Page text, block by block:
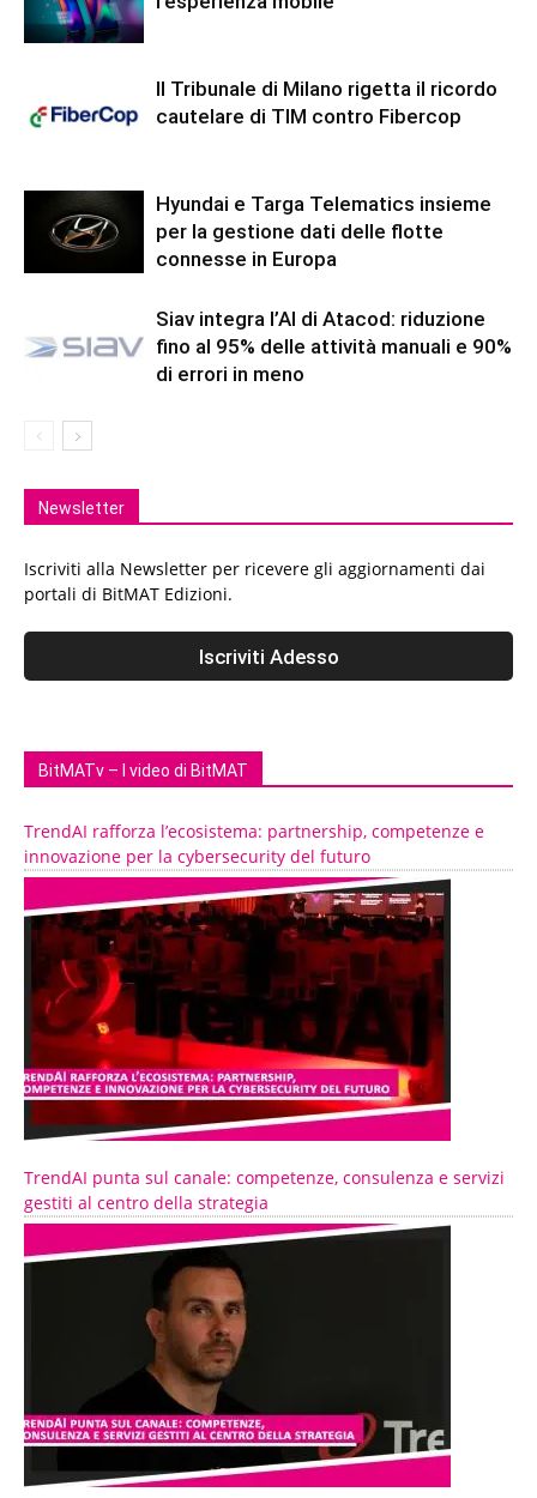
Il Tribunale di Milano rigetta il ricordo
cautelare di TIM contro Fibercop
Hyundai e Targa Telematics insieme
per la gestione dati delle flotte
connesse in Europa
Siav integra l’AI di Atacod: riduzione
fino al 95% delle attività manuali e 90%
di errori in meno
Newsletter
Iscriviti alla Newsletter per ricevere gli aggiornamenti dai
portali di BitMAT Edizioni.
BitMATv – I video di BitMAT
TrendAI rafforza l’ecosistema: partnership, competenze e
innovazione per la cybersecurity del futuro
TrendAI punta sul canale: competenze, consulenza e servizi
gestiti al centro della strategia